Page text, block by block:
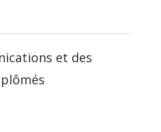
et des